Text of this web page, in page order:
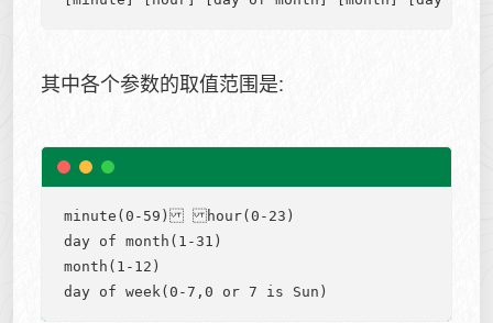
其中各个参数的取值范围是:
minute(0-59) hour(0-23)
day of month(1-31)
month(1-12)